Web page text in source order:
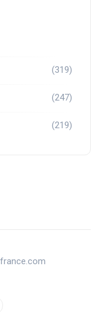
(319)
(247)
(219)